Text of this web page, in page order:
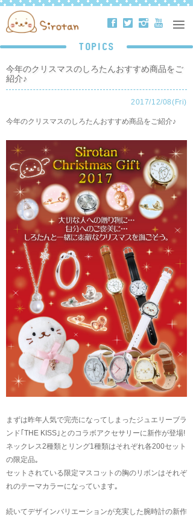
ä å ë ð
TOPICS
今年のクリスマスのしろたんおすすめ商品をご
紹介♪
2017/12/08(Fri)
今年のクリスマスのしろたんおすすめ商品をご紹介♪
まずは昨年人気で完売になってしまったジュエリーブラ
ンド｢THE KISS｣とのコラボアクセサリーに新作が登場!
ネックレス2種類とリング1種類はそれぞれ各200セット
の限定品｡
セットされている限定マスコットの胸のリボンはそれぞ
れのテーマカラーになっています｡
続いてデザインバリエーションが充実した腕時計の新作